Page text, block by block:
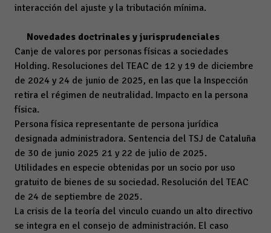
interacción del ajuste y la tributación mínima.
Novedades doctrinales y jurisprudenciales
Canje de valores por personas físicas a sociedades
Holding. Resoluciones del TEAC de 12 y 19 de diciembre
de 2024 y 24 de junio de 2025, en las que la Inspección
retira el régimen de neutralidad. Impacto en la persona
física.
Persona física representante de persona jurídica
designada administradora. Sentencia del TSJ de Cataluña
de 30 de junio 2025 21 y 22 de julio de 2025.
Utilidades en especie obtenidas por un socio por uso
gratuito de bienes de su sociedad. Resolución del TEAC
de 24 de septiembre de 2025.
La crisis de la teoría del vinculo cuando un alto directivo
se integra en el consejo de administración. El caso